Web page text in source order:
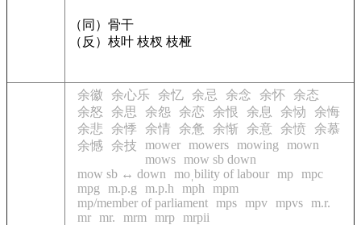
（同）骨干
（反）枝叶 枝杈 枝桠
余徽 余心乐 余忆 余忌 余念 余怀 余态
余怒
余思 余怨 余恋 余恨 余息 余恸
余悔
余悲
余悸 余情 余惫 余惭 余意 余愤 余慕
余憾 余技 mower mowers mowing
mown
mows mow sb down
mow sb ↔ down
moˌbility of labour mp mpc
mpg
m.p.g m.p.h mph
mpm
mp/member of parliament mps mpv mpvs m.r.
mr mr. mrm mrp mrpii